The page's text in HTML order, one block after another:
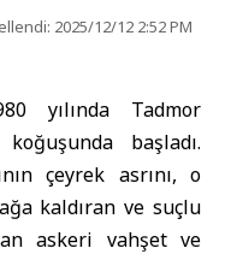
2025/12/12 2:52 PM
yılında Tadmor
başladı.
çeyrek asrını, o
kaldıran ve suçlu
askeri vahşet ve